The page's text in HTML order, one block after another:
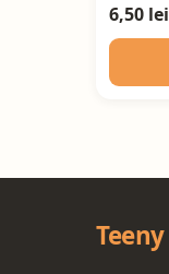
6,50 lei
Teeny